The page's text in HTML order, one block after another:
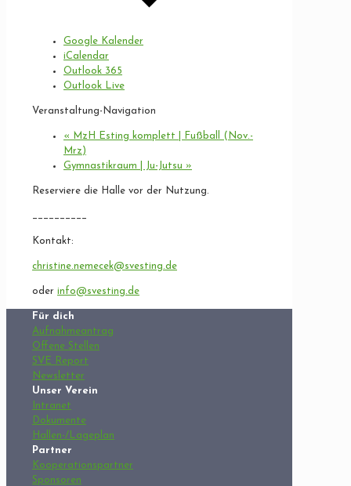
Google Kalender
iCalendar
Outlook 365
Outlook Live
Veranstaltung-Navigation
« MzH Esting komplett | Fußball (Nov.-
Mrz)
Gymnastikraum | Ju-Jutsu »
Reserviere die Halle vor der Nutzung.
__________
Kontakt:
christine.nemecek@svesting.de
oder info@svesting.de
Für dich
Aufnahmeantrag
Offene Stellen
SVE Report
Newsletter
Unser Verein
Intranet
Dokumente
Hallen-/Lageplan
Partner
Kooperationspartner
Sponsoren